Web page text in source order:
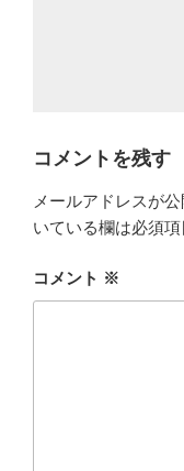
コメントを残す
メールアドレスが
いている欄は必須
コメント ※